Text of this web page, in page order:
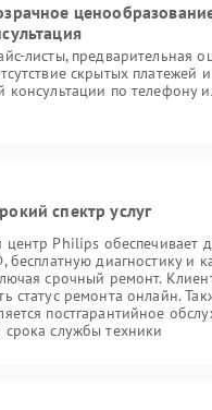
листы, предварительная
скрытых платежей
консультации по телефону
спектр услуг
Philips обеспечивает
бесплатную диагностику и
срочный ремонт.
статус ремонта онлайн.
постгарантийное
срока службы техники